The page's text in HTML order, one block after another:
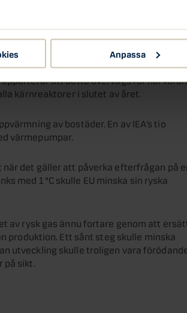
Anpassa
investeringar i utvecklingen av vind- och
bioenergi och kärnkraft öka.
av europeiska kärnkraftverk
att detta övervägs för
kärnreaktorer i slutet av året.
av bostäder. En av IEA’s tio
värmepumpar.
det gäller att påverka efterfrågan på
med 1°C skulle EU minska sin ryska
av rysk gas ännu fortare genom att
produktion. Ett sånt steg skulle minska
utveckling skulle troligen vara
sikt.